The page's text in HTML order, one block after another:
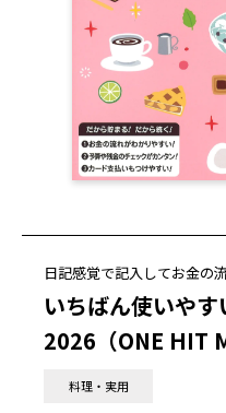
日記感覚で記入してお金の
いちばん使いやす
2026（ONE HIT
料理・実用